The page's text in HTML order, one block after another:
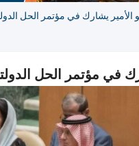
الأمير يشارك في مؤتمر الحل
في مؤتمر الحل